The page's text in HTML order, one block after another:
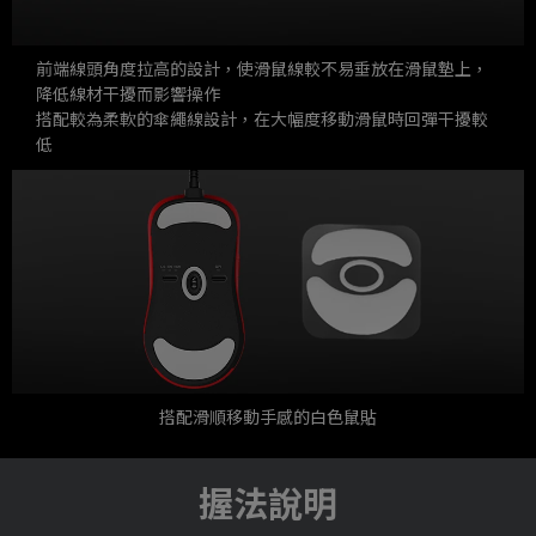
前端線頭角度拉高的設計，使滑鼠線較不易垂放在滑鼠墊上，
降低線材干擾而影響操作
搭配較為柔軟的傘繩線設計，在大幅度移動滑鼠時回彈干擾較
低
搭配滑順移動手感的白色鼠貼
握法說明